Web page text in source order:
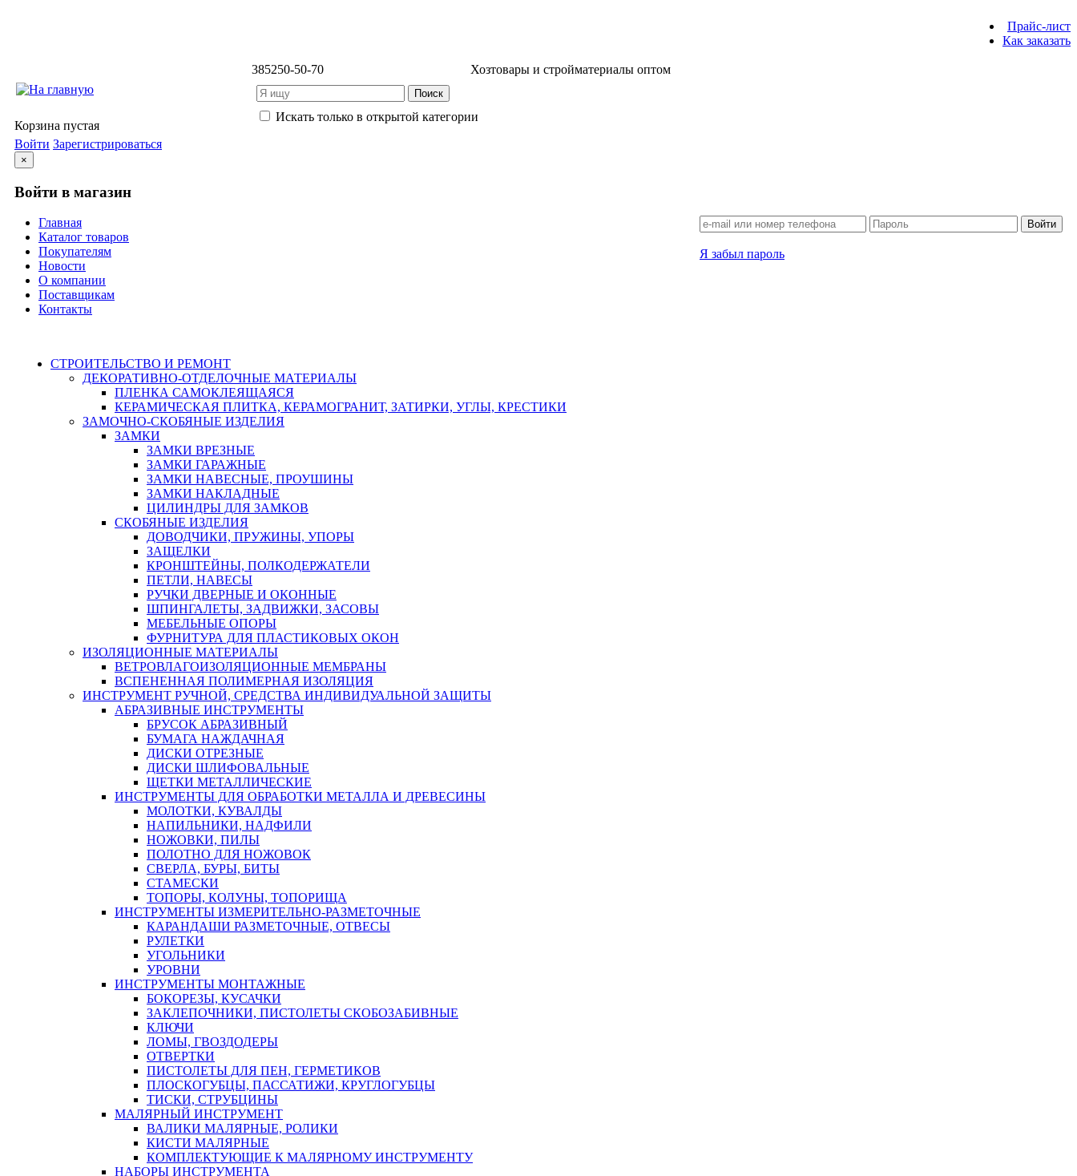
Прайс-лист
Как заказать
385250-50-70 Хозтовары и стройматериалы оптом
Искать только в открытой категории
Корзина пустая
Войти Зарегистрироваться
×
Войти в магазин
Войти
Я забыл пароль
Главная
Каталог товаров
Покупателям
Новости
О компании
Поставщикам
Контакты
СТРОИТЕЛЬСТВО И РЕМОНТ
ДЕКОРАТИВНО-ОТДЕЛОЧНЫЕ МАТЕРИАЛЫ
ПЛЕНКА САМОКЛЕЯЩАЯСЯ
КЕРАМИЧЕСКАЯ ПЛИТКА, КЕРАМОГРАНИТ, ЗАТИРКИ, УГЛЫ, КРЕСТИКИ
ЗАМОЧНО-СКОБЯНЫЕ ИЗДЕЛИЯ
ЗАМКИ
ЗАМКИ ВРЕЗНЫЕ
ЗАМКИ ГАРАЖНЫЕ
ЗАМКИ НАВЕСНЫЕ, ПРОУШИНЫ
ЗАМКИ НАКЛАДНЫЕ
ЦИЛИНДРЫ ДЛЯ ЗАМКОВ
СКОБЯНЫЕ ИЗДЕЛИЯ
ДОВОДЧИКИ, ПРУЖИНЫ, УПОРЫ
ЗАЩЕЛКИ
КРОНШТЕЙНЫ, ПОЛКОДЕРЖАТЕЛИ
ПЕТЛИ, НАВЕСЫ
РУЧКИ ДВЕРНЫЕ И ОКОННЫЕ
ШПИНГАЛЕТЫ, ЗАДВИЖКИ, ЗАСОВЫ
МЕБЕЛЬНЫЕ ОПОРЫ
ФУРНИТУРА ДЛЯ ПЛАСТИКОВЫХ ОКОН
ИЗОЛЯЦИОННЫЕ МАТЕРИАЛЫ
ВЕТРОВЛАГОИЗОЛЯЦИОННЫЕ МЕМБРАНЫ
ВСПЕНЕННАЯ ПОЛИМЕРНАЯ ИЗОЛЯЦИЯ
ИНСТРУМЕНТ РУЧНОЙ, СРЕДСТВА ИНДИВИДУАЛЬНОЙ ЗАЩИТЫ
АБРАЗИВНЫЕ ИНСТРУМЕНТЫ
БРУСОК АБРАЗИВНЫЙ
БУМАГА НАЖДАЧНАЯ
ДИСКИ ОТРЕЗНЫЕ
ДИСКИ ШЛИФОВАЛЬНЫЕ
ЩЕТКИ МЕТАЛЛИЧЕСКИЕ
ИНСТРУМЕНТЫ ДЛЯ ОБРАБОТКИ МЕТАЛЛА И ДРЕВЕСИНЫ
МОЛОТКИ, КУВАЛДЫ
НАПИЛЬНИКИ, НАДФИЛИ
НОЖОВКИ, ПИЛЫ
ПОЛОТНО ДЛЯ НОЖОВОК
СВЕРЛА, БУРЫ, БИТЫ
СТАМЕСКИ
ТОПОРЫ, КОЛУНЫ, ТОПОРИЩА
ИНСТРУМЕНТЫ ИЗМЕРИТЕЛЬНО-РАЗМЕТОЧНЫЕ
КАРАНДАШИ РАЗМЕТОЧНЫЕ, ОТВЕСЫ
РУЛЕТКИ
УГОЛЬНИКИ
УРОВНИ
ИНСТРУМЕНТЫ МОНТАЖНЫЕ
БОКОРЕЗЫ, КУСАЧКИ
ЗАКЛЕПОЧНИКИ, ПИСТОЛЕТЫ СКОБОЗАБИВНЫЕ
КЛЮЧИ
ЛОМЫ, ГВОЗДОДЕРЫ
ОТВЕРТКИ
ПИСТОЛЕТЫ ДЛЯ ПЕН, ГЕРМЕТИКОВ
ПЛОСКОГУБЦЫ, ПАССАТИЖИ, КРУГЛОГУБЦЫ
ТИСКИ, СТРУБЦИНЫ
МАЛЯРНЫЙ ИНСТРУМЕНТ
ВАЛИКИ МАЛЯРНЫЕ, РОЛИКИ
КИСТИ МАЛЯРНЫЕ
КОМПЛЕКТУЮЩИЕ К МАЛЯРНОМУ ИНСТРУМЕНТУ
НАБОРЫ ИНСТРУМЕНТА